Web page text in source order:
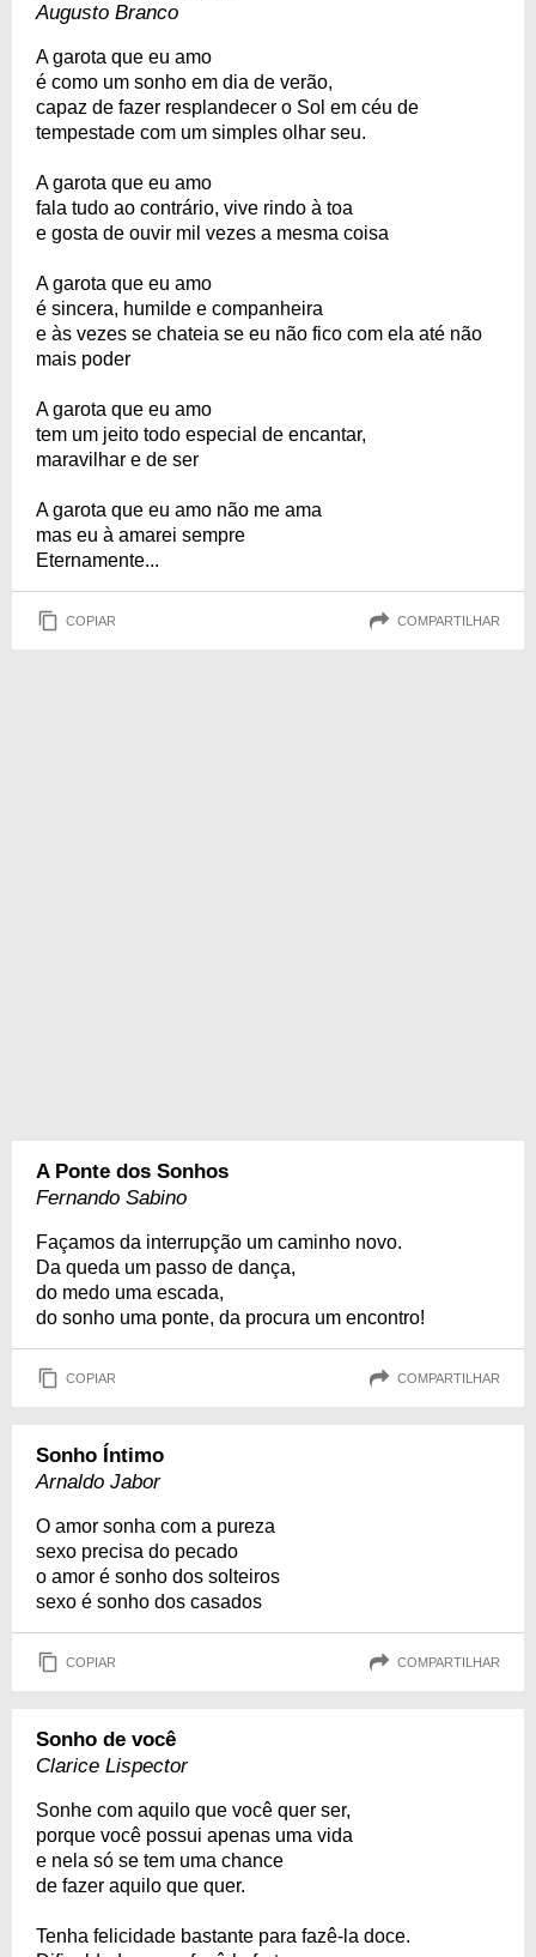
Augusto Branco
A garota que eu amo
é como um sonho em dia de verão,
capaz de fazer resplandecer o Sol em céu de
tempestade com um simples olhar seu.
A garota que eu amo
fala tudo ao contrário, vive rindo à toa
e gosta de ouvir mil vezes a mesma coisa
A garota que eu amo
é sincera, humilde e companheira
e às vezes se chateia se eu não fico com ela até não
mais poder
A garota que eu amo
tem um jeito todo especial de encantar,
maravilhar e de ser
A garota que eu amo não me ama
mas eu à amarei sempre
Eternamente...
COPIAR COMPARTILHAR
A Ponte dos Sonhos
Fernando Sabino
Façamos da interrupção um caminho novo.
Da queda um passo de dança,
do medo uma escada,
do sonho uma ponte, da procura um encontro!
COPIAR COMPARTILHAR
Sonho Íntimo
Arnaldo Jabor
O amor sonha com a pureza
sexo precisa do pecado
o amor é sonho dos solteiros
sexo é sonho dos casados
COPIAR COMPARTILHAR
Sonho de você
Clarice Lispector
Sonhe com aquilo que você quer ser,
porque você possui apenas uma vida
e nela só se tem uma chance
de fazer aquilo que quer.
Tenha felicidade bastante para fazê-la doce.